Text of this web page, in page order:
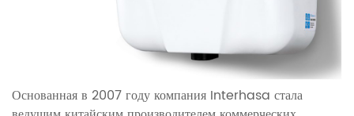
Основанная в 2007 году компания Interhasa стала